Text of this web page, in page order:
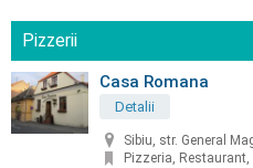
Pizzerii
Casa Romana
Detalii
Sibiu, str. General
Pizzeria, Restaurant,